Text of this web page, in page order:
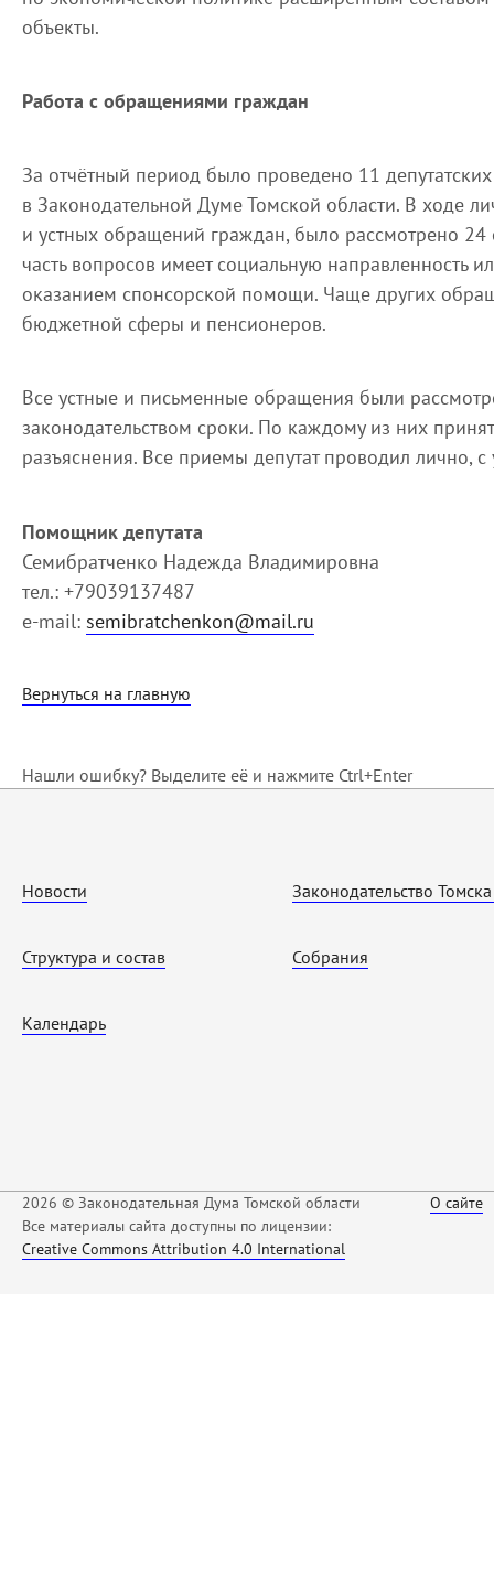
объекты.
Работа с обращениями граждан
За отчётный период было проведено 11
в Законодательной Думе Томской области. В ходе
и устных обращений граждан, было рассмотрено
часть вопросов имеет социальную направленность
оказанием спонсорской помощи. Чаще других
бюджетной сферы и пенсионеров.
Все устные и письменные обращения были
законодательством сроки. По каждому из них
разъяснения. Все приемы депутат проводил лично,
Помощник депутата
Семибратченко Надежда Владимировна
тел.: +79039137487
e-mail: semibratchenkon@mail.ru
Вернуться на главную
Нашли ошибку? Выделите её и нажмите Ctrl+Enter
Новости
Структура и состав
Календарь
Законодательство
Собрания
2026 © Законодательная Дума Томской области
Все материалы сайта доступны по лицензии:
Creative Commons Attribution 4.0 International
О сайте